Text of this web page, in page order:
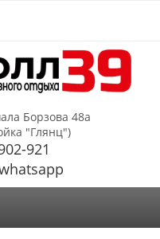
Борзова 48а
"Глянц")
921